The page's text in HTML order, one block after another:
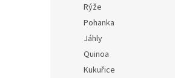
Rýže
Pohanka
Jáhly
Quinoa
Kukuřice